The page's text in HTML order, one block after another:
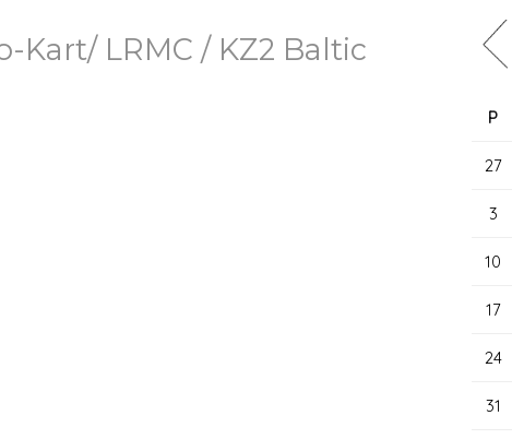
Kart/ LRMC / KZ2 Baltic
P
27
3
10
17
24
31